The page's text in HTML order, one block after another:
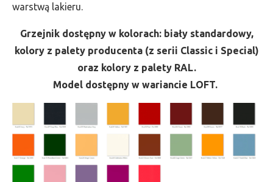
warstwą lakieru.
Grzejnik dostępny w kolorach: biały standardowy,
kolory z palety producenta (z serii Classic i Special)
oraz kolory z palety RAL.
Model dostępny w wariancie LOFT.